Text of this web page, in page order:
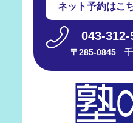
ネット予約はこ
043-312-
〒285-0845 千